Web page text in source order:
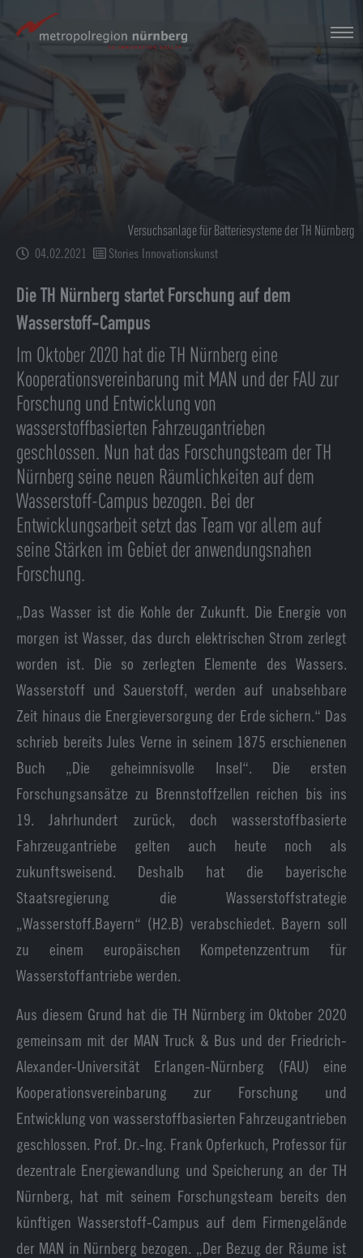
Hauptinhalt
Versuchsanlage für Batteriesysteme der TH Nürnberg
04.02.2021 Stories Innovationskunst
Die TH Nürnberg startet Forschung auf dem
Wasserstoff-Campus
Im Oktober 2020 hat die TH Nürnberg eine
Kooperationsvereinbarung mit MAN und der FAU zur
Forschung und Entwicklung von
wasserstoffbasierten Fahrzeugantrieben
geschlossen. Nun hat das Forschungsteam der TH
Nürnberg seine neuen Räumlichkeiten auf dem
Wasserstoff-Campus bezogen. Bei der
Entwicklungsarbeit setzt das Team vor allem auf
seine Stärken im Gebiet der anwendungsnahen
Forschung.
„Das Wasser ist die Kohle der Zukunft. Die Energie von
morgen ist Wasser, das durch elektrischen Strom zerlegt
worden ist. Die so zerlegten Elemente des Wassers.
Wasserstoff und Sauerstoff, werden auf unabsehbare
Zeit hinaus die Energieversorgung der Erde sichern.“ Das
schrieb bereits Jules Verne in seinem 1875 erschienenen
Buch „Die geheimnisvolle Insel“. Die ersten
Forschungsansätze zu Brennstoffzellen reichen bis ins
19. Jahrhundert zurück, doch wasserstoffbasierte
Fahrzeugantriebe gelten auch heute noch als
zukunftsweisend. Deshalb hat die bayerische
Staatsregierung die Wasserstoffstrategie
„Wasserstoff.Bayern“ (H2.B) verabschiedet. Bayern soll
zu einem europäischen Kompetenzzentrum für
Wasserstoffantriebe werden.
Aus diesem Grund hat die TH Nürnberg im Oktober 2020
gemeinsam mit der MAN Truck & Bus und der Friedrich-
Alexander-Universität Erlangen-Nürnberg (FAU) eine
Kooperationsvereinbarung zur Forschung und
Entwicklung von wasserstoffbasierten Fahrzeugantrieben
geschlossen. Prof. Dr.-Ing. Frank Opferkuch, Professor für
dezentrale Energiewandlung und Speicherung an der TH
Nürnberg, hat mit seinem Forschungsteam bereits den
künftigen Wasserstoff-Campus auf dem Firmengelände
der MAN in Nürnberg bezogen. „Der Bezug der Räume ist